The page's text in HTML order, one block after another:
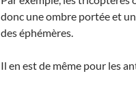
donc une ombre portée et
des éphémères.
Il en est de même pour les